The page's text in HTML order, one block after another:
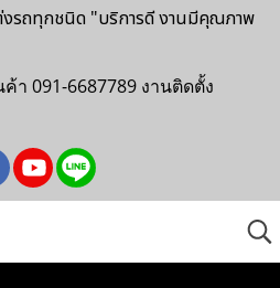
รถทุกชนิด "บริการดี งานมีคุณภาพ
า 091-6687789 งานติดตั้ง